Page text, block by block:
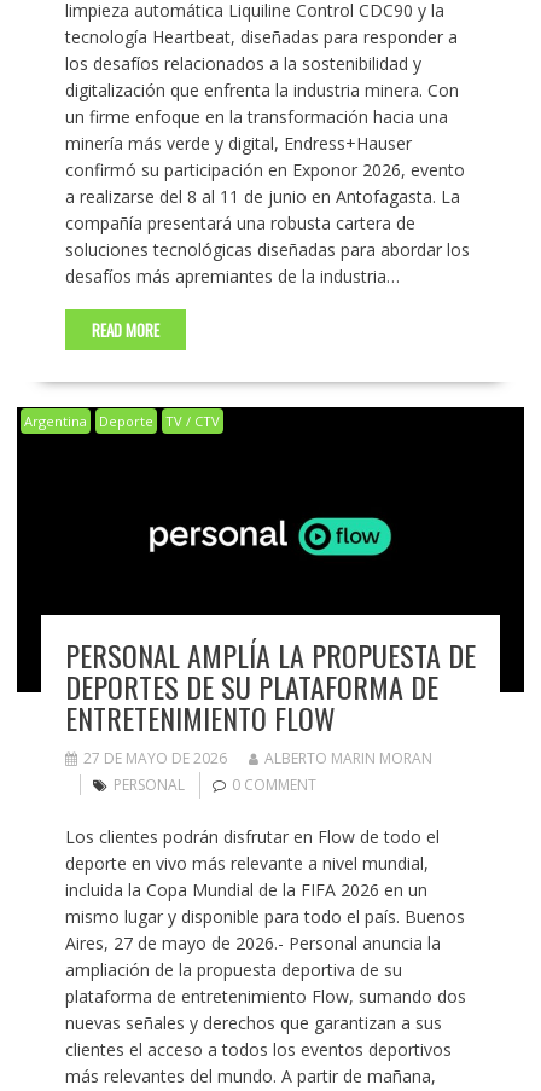
limpieza automática Liquiline Control CDC90 y la
tecnología Heartbeat, diseñadas para responder a
los desafíos relacionados a la sostenibilidad y
digitalización que enfrenta la industria minera. Con
un firme enfoque en la transformación hacia una
minería más verde y digital, Endress+Hauser
confirmó su participación en Exponor 2026, evento
a realizarse del 8 al 11 de junio en Antofagasta. La
compañía presentará una robusta cartera de
soluciones tecnológicas diseñadas para abordar los
desafíos más apremiantes de la industria…
READ MORE
Argentina Deporte TV / CTV
PERSONAL AMPLÍA LA PROPUESTA DE
DEPORTES DE SU PLATAFORMA DE
ENTRETENIMIENTO FLOW
27 DE MAYO DE 2026
ALBERTO MARIN MORAN
PERSONAL
0 COMMENT
Los clientes podrán disfrutar en Flow de todo el
deporte en vivo más relevante a nivel mundial,
incluida la Copa Mundial de la FIFA 2026 en un
mismo lugar y disponible para todo el país. Buenos
Aires, 27 de mayo de 2026.- Personal anuncia la
ampliación de la propuesta deportiva de su
plataforma de entretenimiento Flow, sumando dos
nuevas señales y derechos que garantizan a sus
clientes el acceso a todos los eventos deportivos
más relevantes del mundo. A partir de mañana,